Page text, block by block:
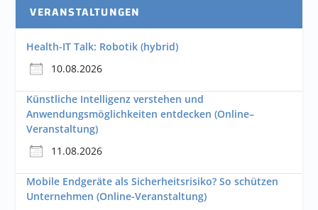
VERANSTALTUNGEN
Health-IT Talk: Robotik (hybrid)
10.08.2026
Künstliche Intelligenz verstehen und
Anwendungsmöglichkeiten entdecken (Online–
Veranstaltung)
11.08.2026
Mobile Endgeräte als Sicherheitsrisiko? So schützen
Unternehmen (Online-Veranstaltung)